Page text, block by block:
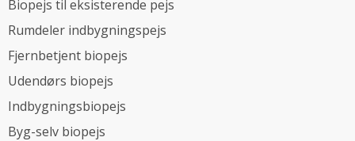
Biopejs til eksisterende pejs
Rumdeler indbygningspejs
Fjernbetjent biopejs
Udendørs biopejs
Indbygningsbiopejs
Byg-selv biopejs